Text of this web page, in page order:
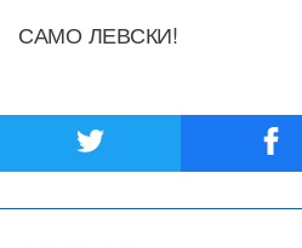
САМО ЛЕВСКИ!